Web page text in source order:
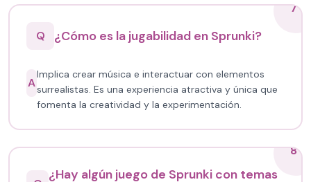
7
Q
¿Cómo es la jugabilidad en Sprunki?
A
Implica crear música e interactuar con elementos
surrealistas. Es una experiencia atractiva y única que
fomenta la creatividad y la experimentación.
8
¿Hay algún juego de Sprunki con temas